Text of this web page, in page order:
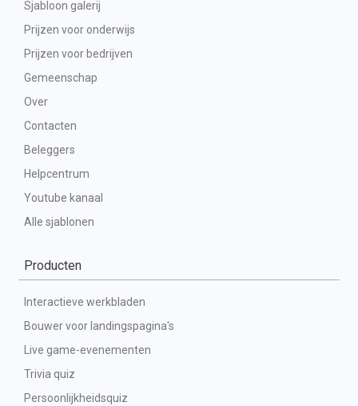
Sjabloon galerij
Prijzen voor onderwijs
Prijzen voor bedrijven
Gemeenschap
Over
Contacten
Beleggers
Helpcentrum
Youtube kanaal
Alle sjablonen
Producten
Interactieve werkbladen
Bouwer voor landingspagina's
Live game-evenementen
Trivia quiz
Persoonlijkheidsquiz